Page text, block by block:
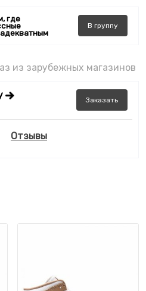
где
В группу
из зарубежных магазинов
Заказать
Отзывы